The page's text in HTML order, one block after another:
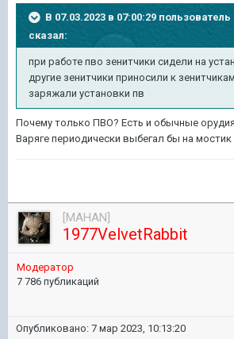
В 07.03.2023 в 07:00:29 пользователь
сказал:
при работе пво зенитчики сидели на
другие зенитчики приносили к
заряжали установки пв
Почему только ПВО? Есть и обычные
Варяге периодически выбегал бы на мостик
[MAHAN]
1977VelvetRabbit
Модератор
7 786 публикаций
Опубликовано: 7 мар 2023, 10:13:20